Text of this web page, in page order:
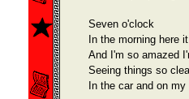
Seven o'clock
In the morning here
And I'm so amazed
Seeing things so
In the car and on